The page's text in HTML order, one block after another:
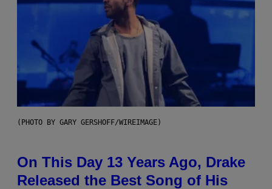
(PHOTO BY GARY GERSHOFF/WIREIMAGE)
On This Day 13 Years Ago, Drake
Released the Best Song of His